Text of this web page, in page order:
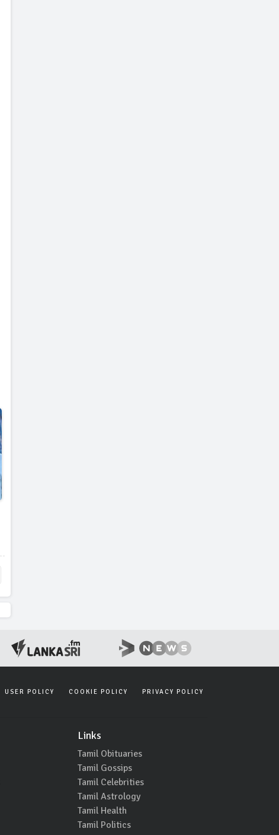
USER POLICY COOKIE POLICY PRIVACY POLICY
Links
Tamil Obituaries
Tamil Gossips
Tamil Celebrities
Tamil Astrology
Tamil Health
Tamil Politics